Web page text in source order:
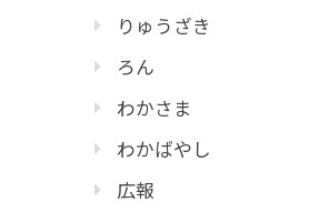
りゅうざき
ろん
わかさま
わかばやし
広報